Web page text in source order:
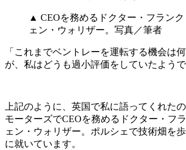
▲ CEOを務めるドクター・フランク
ェン・ウォリザー。写真／筆者
「これまでベントレーを運転する機会は
が、私はどうも過小評価をしていたようで
上記のように、英国で私に語ってくれた
モーターズでCEOを務めるドクター・フ
ェン・ウォリザー。ポルシェで技術畑を
に就いています。